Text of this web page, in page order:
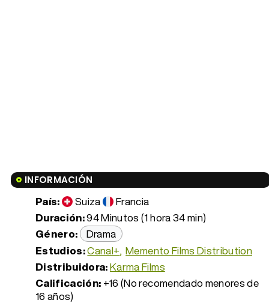
INFORMACIÓN
País: Suiza
Francia
Duración:94 Minutos (1 hora 34 min)
Género: Drama
Estudios:Canal+ Memento Films Distribution
Distribuidora:Karma Films
Calificación: +16 (No recomendado menores de
16 años)